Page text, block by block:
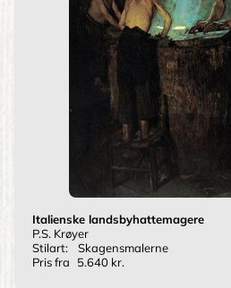
Italienske landsbyhattemagere
P.S. Krøyer
Stilart:
Skagensmalerne
Pris fra
5.640 kr.